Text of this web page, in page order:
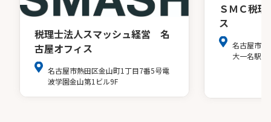
税理士法人スマッシュ経営 名
古屋オフィス
名古屋市熱田区金山町1丁目7番5号電
波学園金山第1ビル9F
ＳＭＣ税
ス
名古屋市中
大一名駅ビ